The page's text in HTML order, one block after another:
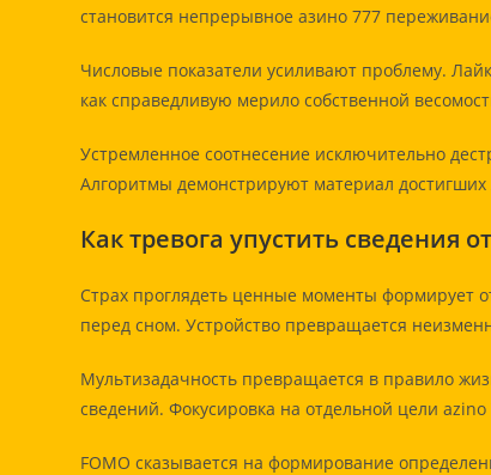
становится непрерывное азино 777
Числовые показатели усиливают проблему.
как справедливую мерило собственной
Устремленное соотнесение исключительно
Алгоритмы демонстрируют материал
Как тревога упустить сведения
Страх проглядеть ценные моменты формирует
перед сном. Устройство превращается
Мультизадачность превращается в правило
сведений. Фокусировка на отдельной цели
FOMO сказывается на формирование